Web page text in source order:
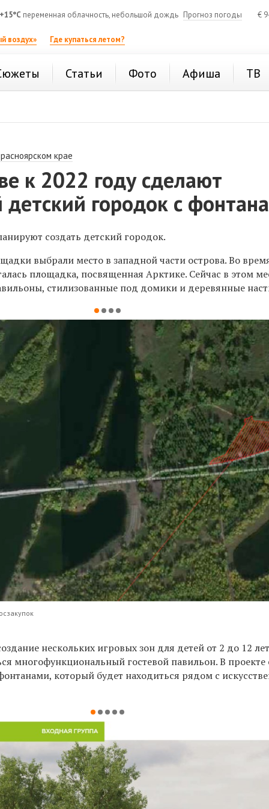
+15°C переменная облачность, небольшой дождь Прогноз погоды €
воздух» Где купаться летом?
Статьи Фото Афиша ТВ
крае
к 2022 году сделают
городок с
создать детский городок.
выбрали место в западной части острова. Во
площадка, посвященная Арктике. Сейчас в этом
стилизованные под домики и деревянные
нескольких игровых зон для детей от 2 до 12
многофункциональный гостевой павильон. В проекте
который будет находиться рядом с